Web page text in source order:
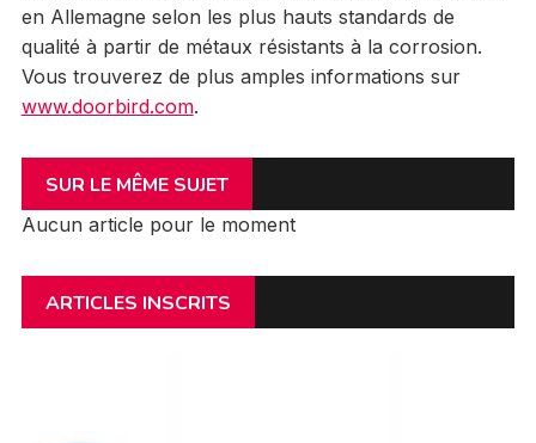
en Allemagne selon les plus hauts standards de
qualité à partir de métaux résistants à la corrosion.
Vous trouverez de plus amples informations sur
www.doorbird.com.
SUR LE MÊME SUJET
Aucun article pour le moment
ARTICLES INSCRITS